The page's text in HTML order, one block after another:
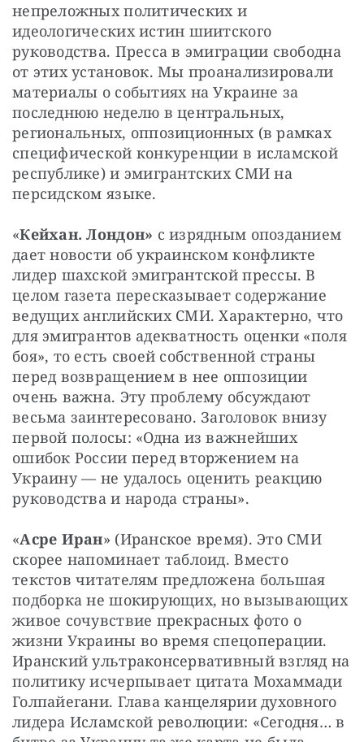
непреложных политических и
идеологических истин шиитского
руководства. Пресса в эмиграции свободна
от этих установок. Мы проанализировали
материалы о событиях на Украине за
последнюю неделю в центральных,
региональных, оппозиционных (в рамках
специфической конкуренции в исламской
республике) и эмигрантских СМИ на
персидском языке.
«Кейхан. Лондон» с изрядным опозданием
дает новости об украинском конфликте
лидер шахской эмигрантской прессы. В
целом газета пересказывает содержание
ведущих английских СМИ. Характерно, что
для эмигрантов адекватность оценки «поля
боя», то есть своей собственной страны
перед возвращением в нее оппозиции
очень важна. Эту проблему обсуждают
весьма заинтересовано. Заголовок внизу
первой полосы: «Одна из важнейших
ошибок России перед вторжением на
Украину — не удалось оценить реакцию
руководства и народа страны».
«Асре Иран» (Иранское время). Это СМИ
скорее напоминает таблоид. Вместо
текстов читателям предложена большая
подборка не шокирующих, но вызывающих
живое сочувствие прекрасных фото о
жизни Украины во время спецоперации.
Иранский ультраконсервативный взгляд на
политику исчерпывает цитата Мохаммади
Голпайегани. Глава канцелярии духовного
лидера Исламской революции: «Сегодня… в